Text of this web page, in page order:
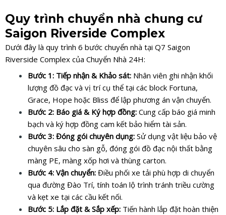
Quy trình chuyển nhà chung cư
Saigon Riverside Complex
Dưới đây là quy trình 6 bước chuyển nhà tại Q7 Saigon
Riverside Complex của Chuyển Nhà 24H:
Bước 1: Tiếp nhận & Khảo sát: Nhân viên ghi nhận khối
lượng đồ đạc và vị trí cụ thể tại các block Fortuna,
Grace, Hope hoặc Bliss để lập phương án vận chuyển.
Bước 2: Báo giá & Ký hợp đồng: Cung cấp báo giá minh
bạch và ký hợp đồng cam kết bảo hiểm tài sản.
Bước 3: Đóng gói chuyên dụng: Sử dụng vật liệu bảo vệ
chuyên sâu cho sàn gỗ, đóng gói đồ đạc nội thất bằng
màng PE, màng xốp hơi và thùng carton.
Bước 4: Vận chuyển: Điều phối xe tải phù hợp di chuyển
qua đường Đào Trí, tính toán lộ trình tránh triều cường
và kẹt xe tại các cầu kết nối.
Bước 5: Lắp đặt & Sắp xếp: Tiến hành lắp đặt hoàn thiện